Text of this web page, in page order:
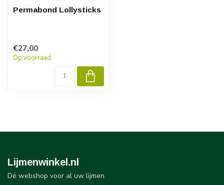
Permabond Lollysticks
€27,00
Op voorraad
Lijmenwinkel.nl
Dé webshop voor al uw lijmen